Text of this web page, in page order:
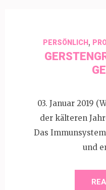
PERSÖNLICH,
03. Januar 2019
der kälteren
Das
und